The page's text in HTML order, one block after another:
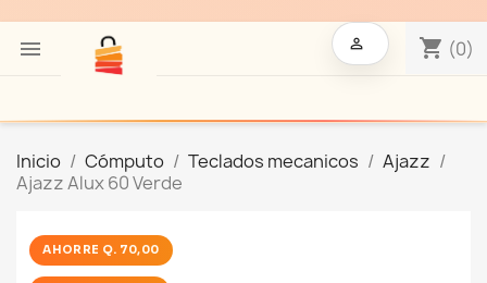
 shopping_cart (0)

Inicio Cómputo Teclados mecanicos
Ajazz
Ajazz Alux 60 Verde
AHORRE Q. 70,00